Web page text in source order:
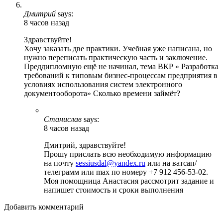
Дмитрий says:
8 часов назад
Здравствуйте!
Хочу заказать две практики. Учебная уже написана, но
нужно переписать практическую часть и заключение.
Преддипломную ещё не начинал, тема ВКР » Разработка
требований к типовым бизнес-процессам предприятия в
условиях использования систем электронного
документооборота» Сколько времени займёт?
Станислав says:
8 часов назад
Дмитрий, здравствуйте!
Прошу прислать всю необходимую информацию
на почту sessiusdal@yandex.ru или на ватсап/
телеграмм или max по номеру +7 912 456-53-02.
Моя помощница Анастасия рассмотрит задание и
напишет стоимость и сроки выполнения
Добавить комментарий